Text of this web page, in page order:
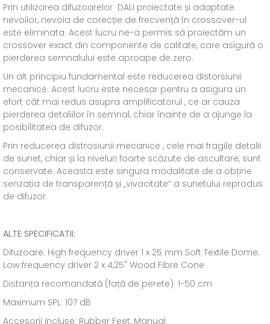
Prin utilizarea difuzoarelor DALI proiectate și adaptate
nevoilor, nevoia de corecție de frecvență în crossover-ul
este eliminata. Acest lucru ne-a permis să proiectăm un
crossover exact din componente de calitate, care asigură o
pierderea semnalului este aproape de zero.
Un alt principiu fundamental este reducerea distorsiunii
mecanice. Acest lucru este necesar pentru a asigura un
efort cât mai redus asupra amplificatorul , ce ar cauza
pierderea detaliilor în semnal, chiar înainte de a ajunge la
posibilitatea de difuzor.
Prin reducerea distrosiunii mecanice , cele mai fragile detalii
de sunet, chiar și la niveluri foarte scăzute de ascultare, sunt
conservate. Aceasta este singura modalitate de a obține
senzația de transparență și „vivacitate“ a sunetului reprodus
de difuzor.
ALTE SPECIFICATII:
Difuzoare: High frequency driver 1 x 25 mm Soft Textile Dome;
Low frequency driver 2 x 4,25" Wood Fibre Cone
Distanța recomandată (față de perete): 1-50 cm
Maximum SPL: 107 dB
Accesorii incluse: Rubber Feet, Manual.